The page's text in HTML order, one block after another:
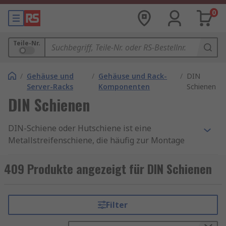
0
Teile-Nr.
/ Gehäuse und
Server-Racks
/ Gehäuse und Rack-
Komponenten
/ DIN
Schienen
DIN Schienen
DIN-Schiene oder Hutschiene ist eine
Metallstreifenschiene, die häufig zur Montage
Gehäusen von Geräten verwendet wird. Es gibt
viele Arten von DIN-Schienen, von denen viele
Normen entsprechen um mit den Steuergeräten
übereinzustimmen, die die Schiene sichern soll.
409 Produkte angezeigt für DIN Schienen
Filter